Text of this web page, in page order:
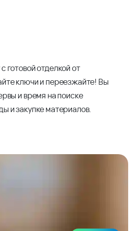
готовой отделкой от
ключи и переезжайте! Вы
и время на поиске
и закупке материалов.